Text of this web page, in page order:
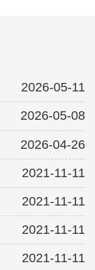
2026-05-11
2026-05-08
2026-04-26
2021-11-11
2021-11-11
2021-11-11
2021-11-11